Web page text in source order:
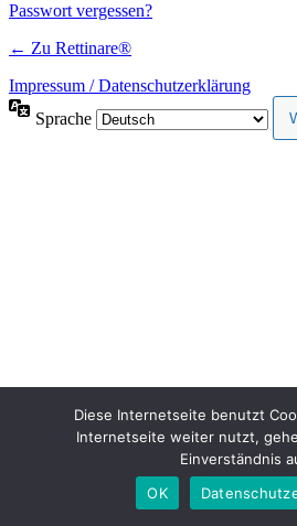
Passwort vergessen?
← Zu Rettinare®
Impressum / Datenschutzerklärung
Sprache
Diese Internetseite benutzt
Internetseite weiter nutzt,
Einverständnis
OK